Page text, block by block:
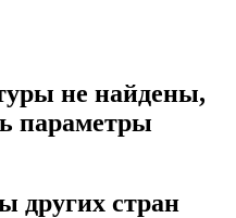
не найдены,
параметры
других стран